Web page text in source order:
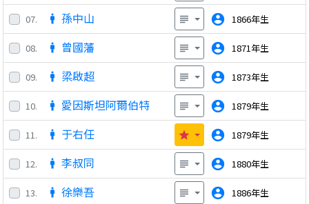
07. man 孫中山 subject account_circle 1866年生
08. man 曾國藩 subject account_circle 1871年生
09. man 梁啟超 subject account_circle 1873年生
10. man 愛因斯坦阿爾伯特 subject account_circle 1879年生
11. man 于右任 star account_circle 1879年生
12. man 李叔同 subject account_circle 1880年生
13. man 徐樂吾 subject account_circle 1886年生